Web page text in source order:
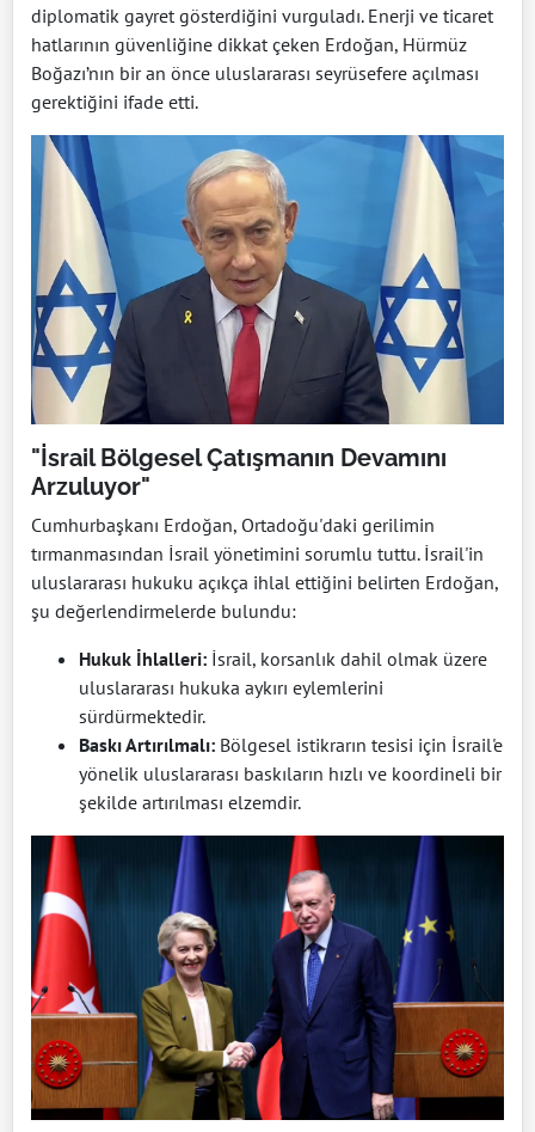
diplomatik gayret gösterdiğini vurguladı. Enerji ve ticaret
hatlarının güvenliğine dikkat çeken Erdoğan, Hürmüz
Boğazı’nın bir an önce uluslararası seyrüsefere açılması
gerektiğini ifade etti.
"İsrail Bölgesel Çatışmanın Devamını
Arzuluyor"
Cumhurbaşkanı Erdoğan, Ortadoğu'daki gerilimin
tırmanmasından İsrail yönetimini sorumlu tuttu. İsrail'in
uluslararası hukuku açıkça ihlal ettiğini belirten Erdoğan,
şu değerlendirmelerde bulundu:
Hukuk İhlalleri: İsrail, korsanlık dahil olmak üzere
uluslararası hukuka aykırı eylemlerini
sürdürmektedir.
Baskı Artırılmalı: Bölgesel istikrarın tesisi için İsrail'e
yönelik uluslararası baskıların hızlı ve koordineli bir
şekilde artırılması elzemdir.